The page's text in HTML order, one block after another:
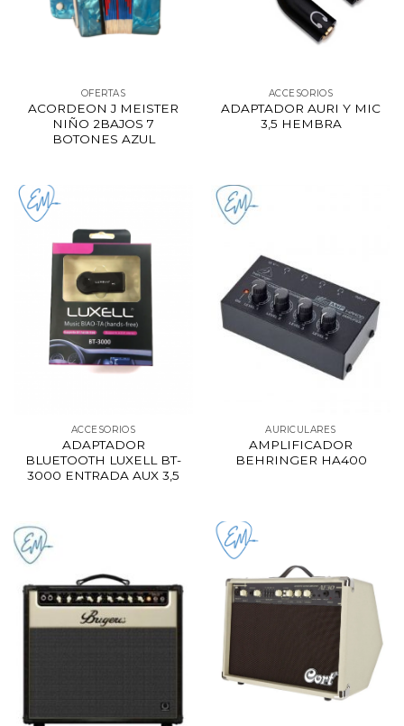
OFERTAS
ACORDEON J MEISTER
NIÑO 2BAJOS 7
BOTONES AZUL
ACCESORIOS
ADAPTADOR AURI Y MIC
3,5 HEMBRA
ACCESORIOS
ADAPTADOR
BLUETOOTH LUXELL BT-
3000 ENTRADA AUX 3,5
AURICULARES
AMPLIFICADOR
BEHRINGER HA400